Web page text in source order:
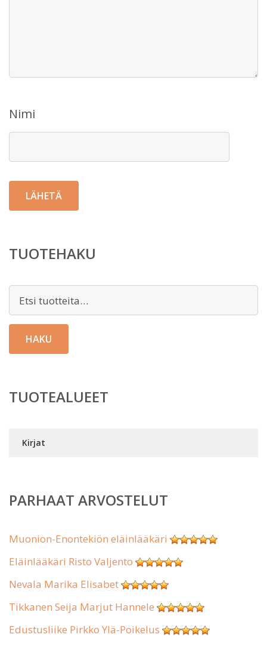
Nimi
TUOTEHAKU
HAKU
TUOTEALUEET
Kirjat
PARHAAT ARVOSTELUT
Muonion-Enontekiön eläinlääkäri
Eläinlääkäri Risto Valjento
Nevala Marika Elisabet
Tikkanen Seija Marjut Hannele
Edustusliike Pirkko Ylä-Poikelus